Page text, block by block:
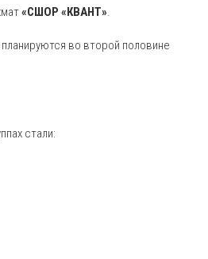
«СШОР «КВАНТ».
во второй половине
стали: